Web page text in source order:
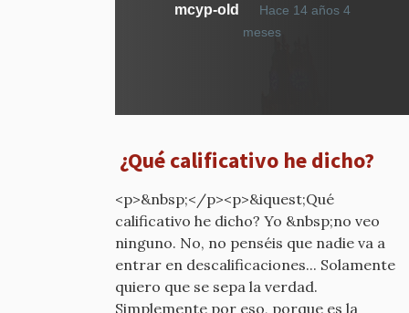
mcyp-old
Hace 14 años 4
meses
por
old
¿Qué calificativo he dicho?
<p>&nbsp;</p><p>&iquest;Qué
calificativo he dicho? Yo &nbsp;no veo
ninguno. No, no penséis que nadie va a
entrar en descalificaciones... Solamente
quiero que se sepa la verdad.
Simplemente por eso, porque es la